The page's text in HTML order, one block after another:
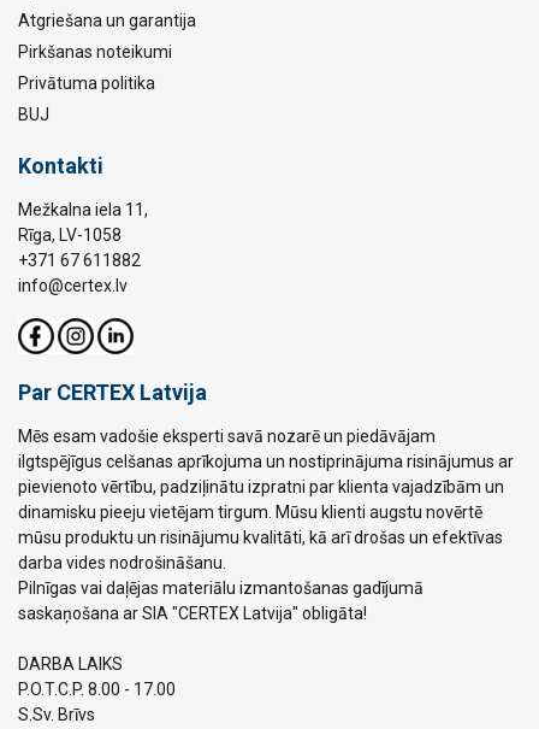
Atgriešana un garantija
Pirkšanas noteikumi
Privātuma politika
BUJ
Kontakti
Mežkalna iela 11,
Rīga, LV-1058
+371 67 611882
info@certex.lv
Par CERTEX Latvija
Mēs esam vadošie eksperti savā nozarē un piedāvājam
ilgtspējīgus celšanas aprīkojuma un nostiprinājuma risinājumus ar
pievienoto vērtību, padziļinātu izpratni par klienta vajadzībām un
dinamisku pieeju vietējam tirgum. Mūsu klienti augstu novērtē
mūsu produktu un risinājumu kvalitāti, kā arī drošas un efektīvas
darba vides nodrošināšanu.
Pilnīgas vai daļējas materiālu izmantošanas gadījumā
saskaņošana ar SIA "CERTEX Latvija" obligāta!
DARBA LAIKS
P.O.T.C.P. 8.00 - 17.00
S.Sv. Brīvs